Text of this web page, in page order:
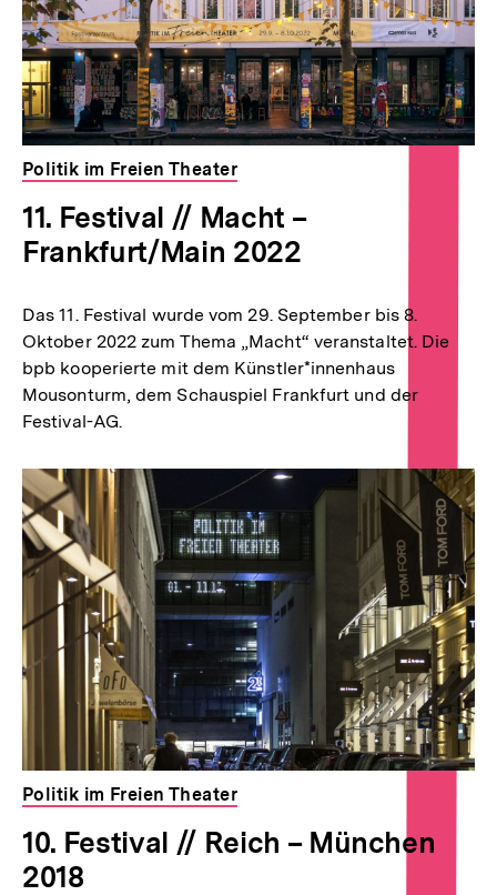
Politik im Freien Theater
11. Festival // Macht –
Frankfurt/Main 2022
Das 11. Festival wurde vom 29. September bis 8.
Oktober 2022 zum Thema „Macht“ veranstaltet. Die
bpb kooperierte mit dem Künstler*innenhaus
Mousonturm, dem Schauspiel Frankfurt und der
Festival-AG.
Politik im Freien Theater
10. Festival // Reich – München
2018